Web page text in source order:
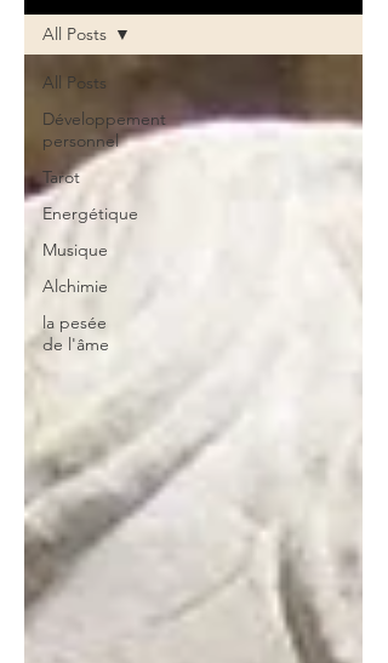
All Posts
Développement
personnel
Tarot
Energétique
Musique
Alchimie
la pesée
de l'âme
All Posts